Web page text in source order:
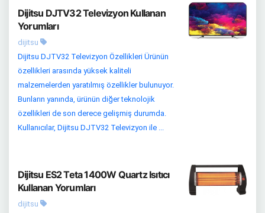
Dijitsu DJTV32 Televizyon Kullanan
Yorumları
dijitsu
Dijitsu DJTV32 Televizyon Özellikleri Ürünün
özellikleri arasında yüksek kaliteli
malzemelerden yaratılmış özellikler bulunuyor.
Bunların yanında, ürünün diğer teknolojik
özellikleri de son derece gelişmiş durumda.
Kullanıcılar, Dijitsu DJTV32 Televizyon ile ...
Dijitsu ES2 Teta 1400W Quartz Isıtıcı
Kullanan Yorumları
dijitsu